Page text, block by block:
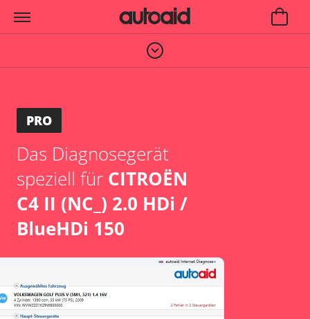
PRO
Das Diagnosegerät
speziell für CITROËN
C4 II (NC_) 2.0 HDi /
BlueHDi 150